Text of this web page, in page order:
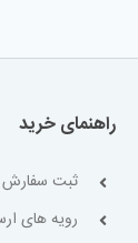
راهنمای خرید
ثبت سفارش
رویه های